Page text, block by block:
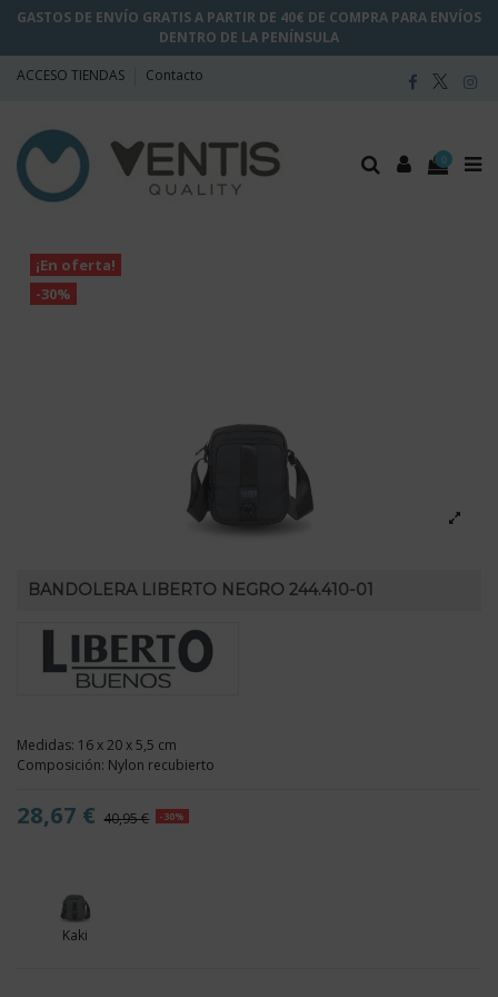
GASTOS DE ENVÍO GRATIS A PARTIR DE 40€ DE COMPRA PARA ENVÍOS
DENTRO DE LA PENÍNSULA
ACCESO TIENDAS Contacto
0
¡En oferta!
-30%
BANDOLERA LIBERTO NEGRO 244.410-01
Medidas: 16 x 20 x 5,5 cm
Composición: Nylon recubierto
28,67 € 40,95 € -30%
Kaki